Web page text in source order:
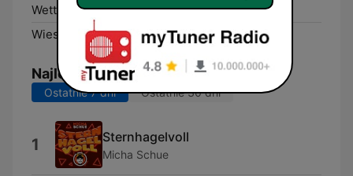
Wetter (Ruhr): DAB+
Wiesbaden: DAB+
Najlepsze piosenki
Ostatnie 7 dni Ostatnie 30 dni
1 Sternhagelvoll
Micha Schue